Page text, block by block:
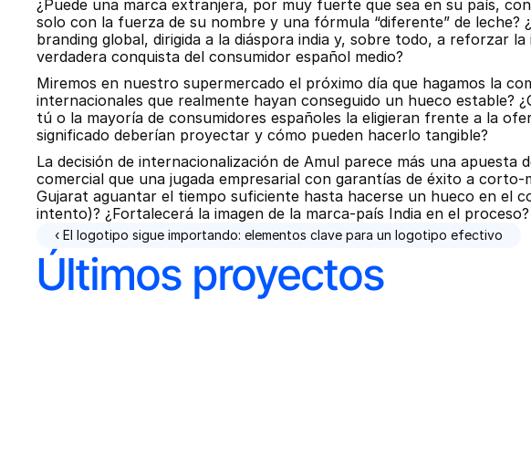
¿Puede una marca extranjera, por muy fuerte que sea en su país,
solo con la fuerza de su nombre y una fórmula “diferente” de leche?
branding global, dirigida a la diáspora india y, sobre todo, a reforzar
verdadera conquista del consumidor español medio?
Miremos en nuestro supermercado el próximo día que hagamos la
internacionales que realmente hayan conseguido un hueco estable?
tú o la mayoría de consumidores españoles la eligieran frente a la
significado deberían proyectar y cómo pueden hacerlo tangible?
La decisión de internacionalización de Amul parece más una apuesta
comercial que una jugada empresarial con garantías de éxito a
Gujarat aguantar el tiempo suficiente hasta hacerse un hueco en el
intento)? ¿Fortalecerá la imagen de la marca-país India en el proceso?
‹ El logotipo sigue importando: elementos clave para un logotipo efectivo
Últimos proyectos